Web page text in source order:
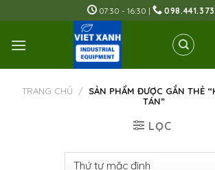
to
content
07:30 - 16:30 |
TRANG CHỦ / SẢN PHẨM ĐƯỢC GẮN THẺ
TÁN”
LỌC